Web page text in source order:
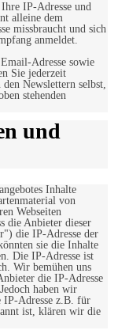
IP-Adresse und
alleine dem
missbraucht und sich
anmeldet.
Adresse sowie
Sie jederzeit
Newslettern selbst,
stehenden
und
Inhalte
von
Webseiten
die Anbieter dieser
die IP-Adresse der
sie die Inhalte
Die IP-Adresse ist
Wir bemühen uns
die IP-Adresse
haben wir
Adresse z.B. für
ist, klären wir die